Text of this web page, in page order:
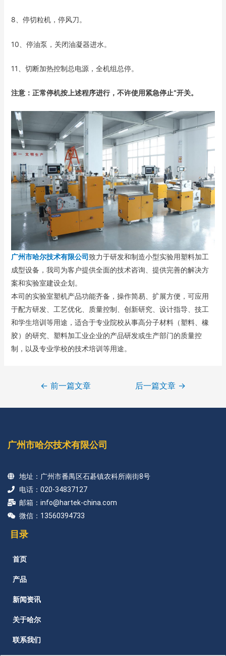
8、停切粒机，停风刀。
10、停油泵，关闭油凝器进水。
11、切断加热控制总电源，全机组总停。
注意：正常停机按上述程序进行，不许使用紧急停止“开关。
广州市哈尔技术有限公司致力于研发和制造小型实验用塑料加工
成型设备，我司为客户提供全面的技术咨询、提供完善的解决方
案和实验室建设企划。
本司的实验室塑机产品功能齐备，操作简易、扩展方便，可应用
于配方研发、工艺优化、质量控制、创新研究、设计指导、技工
和学生培训等用途，适合于专业院校从事高分子材料（塑料、橡
胶）的研究、塑料加工业企业的产品研发或生产部门的质量控
制，以及专业学校的技术培训等用途。
← 前一篇文章 后一篇文章 →
广州市哈尔技术有限公司
地址：广州市番禺区石碁镇农科所南街8号
电话：020-34837127
邮箱：info@hartek-china.com
微信：13560394733
目录
首页
产品
新闻资讯
关于哈尔
联系我们